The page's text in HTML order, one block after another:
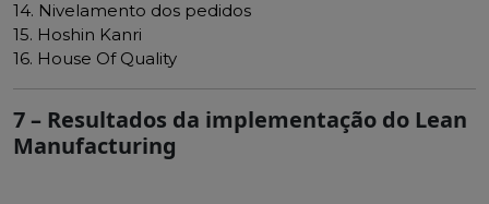
14. Nivelamento dos pedidos
15. Hoshin Kanri
16. House Of Quality
7 – Resultados da implementação do Lean
Manufacturing